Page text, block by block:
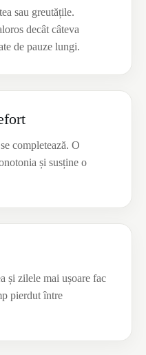
sau greutățile.
decât câteva
de pauze lungi.
completează. O
și susține o
și zilele mai ușoare fac
pierdut între